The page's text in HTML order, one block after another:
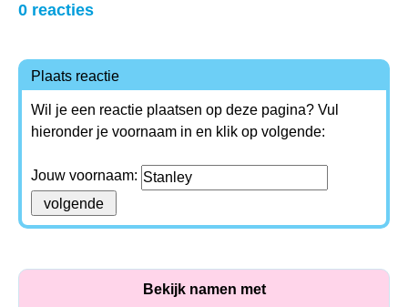
0 reacties
Plaats reactie
Wil je een reactie plaatsen op deze pagina? Vul
hieronder je voornaam in en klik op volgende:
Jouw voornaam:
Bekijk namen met